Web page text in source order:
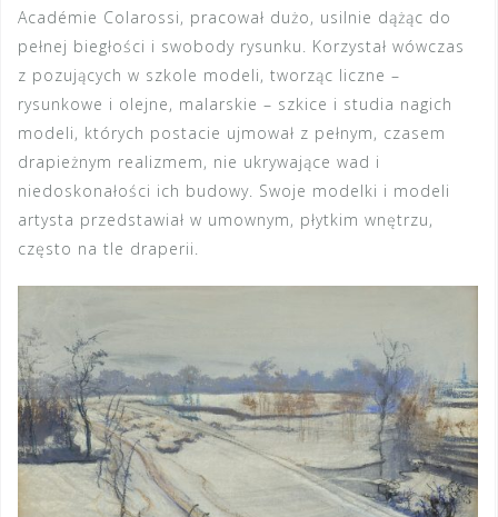
Académie Colarossi, pracował dużo, usilnie dążąc do
pełnej biegłości i swobody rysunku. Korzystał wówczas
z pozujących w szkole modeli, tworząc liczne –
rysunkowe i olejne, malarskie – szkice i studia nagich
modeli, których postacie ujmował z pełnym, czasem
drapieżnym realizmem, nie ukrywające wad i
niedoskonałości ich budowy. Swoje modelki i modeli
artysta przedstawiał w umownym, płytkim wnętrzu,
często na tle draperii.